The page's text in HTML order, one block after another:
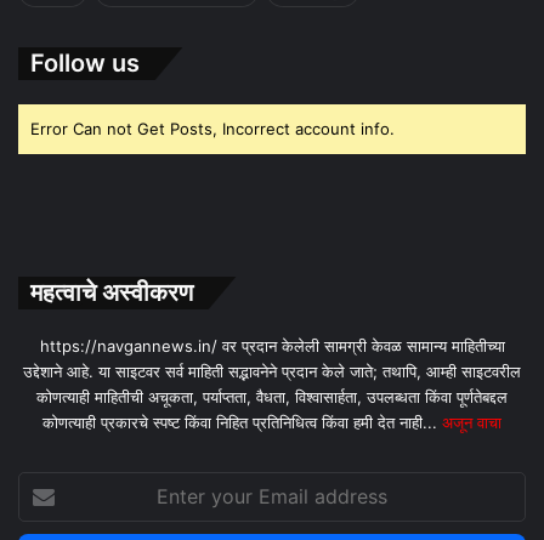
Follow us
Error Can not Get Posts, Incorrect account info.
महत्वाचे अस्वीकरण
https://navgannews.in/ वर प्रदान केलेली सामग्री केवळ सामान्य माहितीच्या
उद्देशाने आहे. या साइटवर सर्व माहिती सद्भावनेने प्रदान केले जाते; तथापि, आम्ही साइटवरील
कोणत्याही माहितीची अचूकता, पर्याप्तता, वैधता, विश्वासार्हता, उपलब्धता किंवा पूर्णतेबद्दल
कोणत्याही प्रकारचे स्पष्ट किंवा निहित प्रतिनिधित्व किंवा हमी देत ​​नाही... अजून वाचा
your
Email